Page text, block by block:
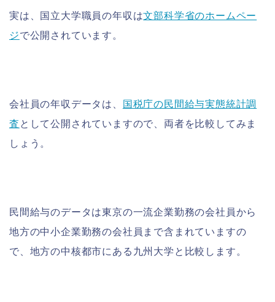
実は、国立大学職員の年収は文部科学省のホームペー
ジで公開されています。
会社員の年収データは、
国税庁の民間給与実態統計調
査 として公開されていますので、両者を比較してみま
しょう。
民間給与のデータは東京の一流企業勤務の会社員から
地方の中小企業勤務の会社員まで含まれていますの
で、地方の中核都市にある九州大学と比較します。